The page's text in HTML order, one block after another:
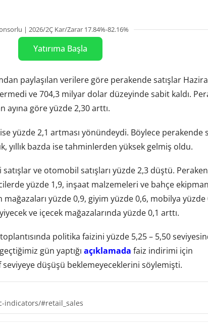
| 2026/2Ç Kar/Zarar 17.84%-82.16%
Yatırıma Başla
paylaşılan verilere göre perakende satışlar
ve 704,3 milyar dolar düzeyinde sabit kaldı.
ayına göre yüzde 2,30 arttı.
ise yüzde 2,1 artması yönündeydi. Böylece perakende
yıllık bazda ise tahminlerden yüksek gelmiş oldu.
ve otomobil satışları yüzde 2,3 düştü.
yüzde 1,9, inşaat malzemeleri ve bahçe
mağazaları yüzde 0,9, giyim yüzde 0,6, mobilya yüzde
ve içecek mağazalarında yüzde 0,1 arttı.
politika faizini yüzde 5,25 – 5,50
gün yaptığı açıklamada faiz indirimi için
düşüşü beklemeyeceklerini söylemişti.
indicators/#retail_sales